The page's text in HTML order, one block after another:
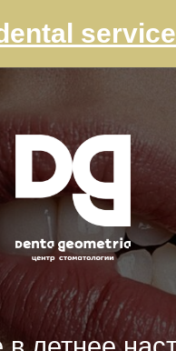
service
настроение
улыбку!